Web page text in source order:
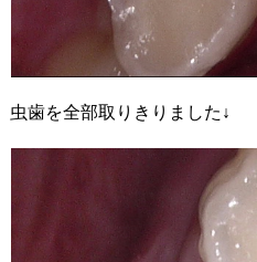
虫歯を全部取りきりました↓